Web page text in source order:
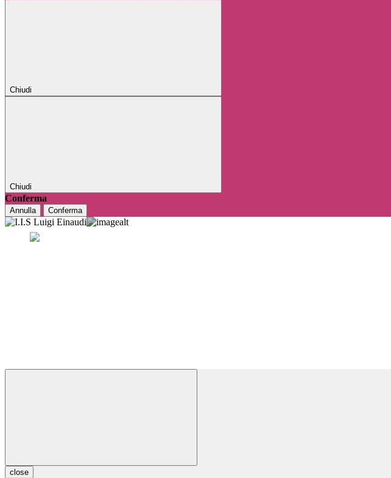
Chiudi
Chiudi
Conferma
Annulla Conferma
close